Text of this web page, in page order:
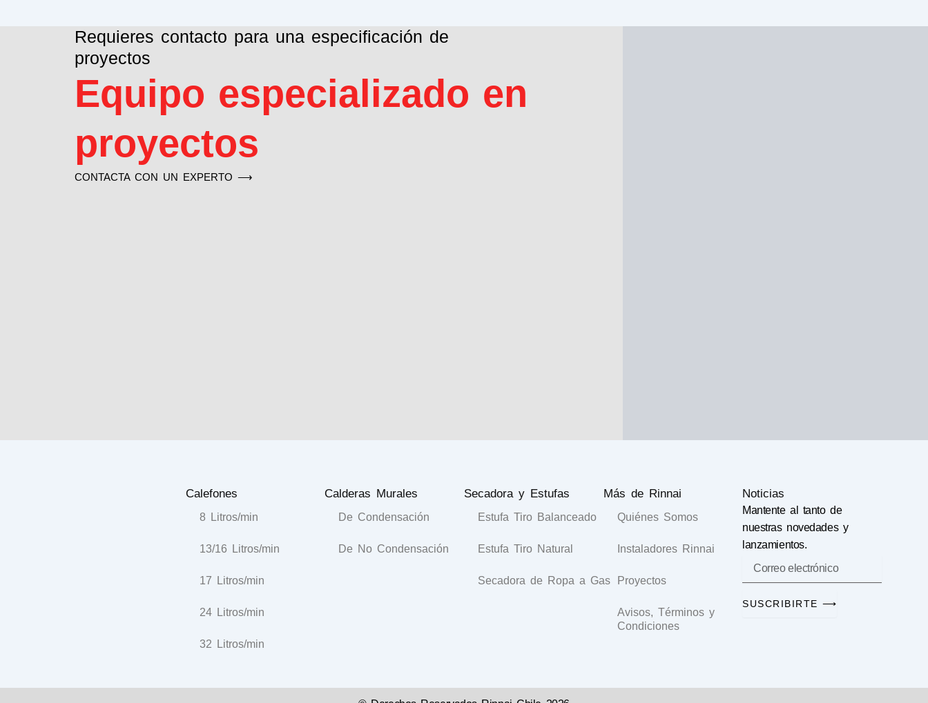
Requieres contacto para una especificación de
proyectos
Equipo especializado en
proyectos
CONTACTA CON UN EXPERTO ⟶
Calefones
8 Litros/min
13/16 Litros/min
17 Litros/min
24 Litros/min
32 Litros/min
Calderas Murales
De Condensación
De No Condensación
Secadora y Estufas
Estufa Tiro Balanceado
Estufa Tiro Natural
Secadora de Ropa a Gas
Más de Rinnai
Quiénes Somos
Instaladores Rinnai
Proyectos
Avisos, Términos y
Condiciones
Noticias
Mantente al tanto de
nuestras novedades y
lanzamientos.
correo
SUSCRIBIRTE ⟶